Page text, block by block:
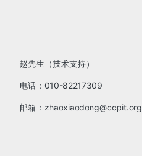
赵先生（技术支持）
电话：010-82217309
邮箱：zhaoxiaodong@ccpit.org